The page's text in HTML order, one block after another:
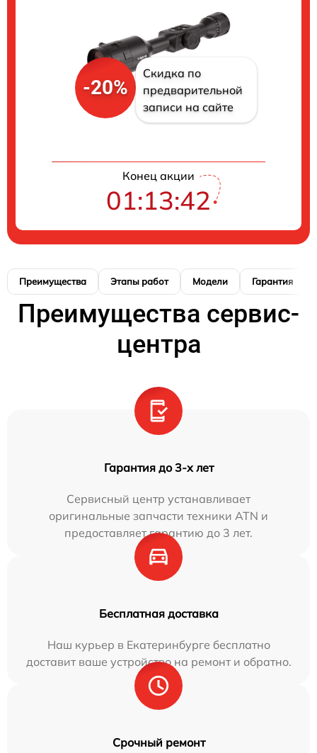
-20%
Скидка по
предварительной
записи на сайте
Конец акции
01:13:41
Преимущества Этапы работ Модели Гарантия
Преимущества сервис-
центра
Гарантия до 3-х лет
Сервисный центр устанавливает
оригинальные запчасти техники ATN и
предоставляет гарантию до 3 лет.
Бесплатная доставка
Наш курьер в Екатеринбурге бесплатно
доставит ваше устройство на ремонт и обратно.
Срочный ремонт